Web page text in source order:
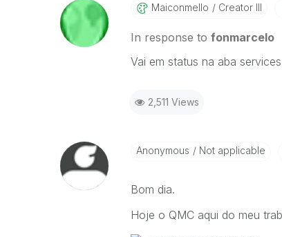
Maiconmello Creator III
In response to fonmarcelo
Vai em status na aba
2,511 Views
Anonymous Not applicable
Bom dia.
Hoje o QMC aqui do meu